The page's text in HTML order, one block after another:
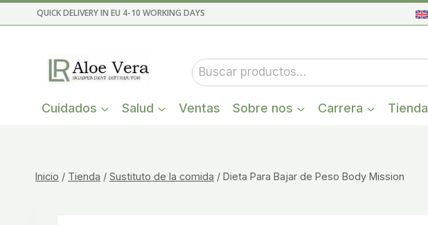
al
QUICK DELIVERY IN EU 4-10 WORKING DAYS
Buscar
por:
Cuidados Salud Ventas Sobre nos Carrera Tienda
Inicio / Tienda / Sustituto de la comida / Dieta Para Bajar de Peso Body Mission